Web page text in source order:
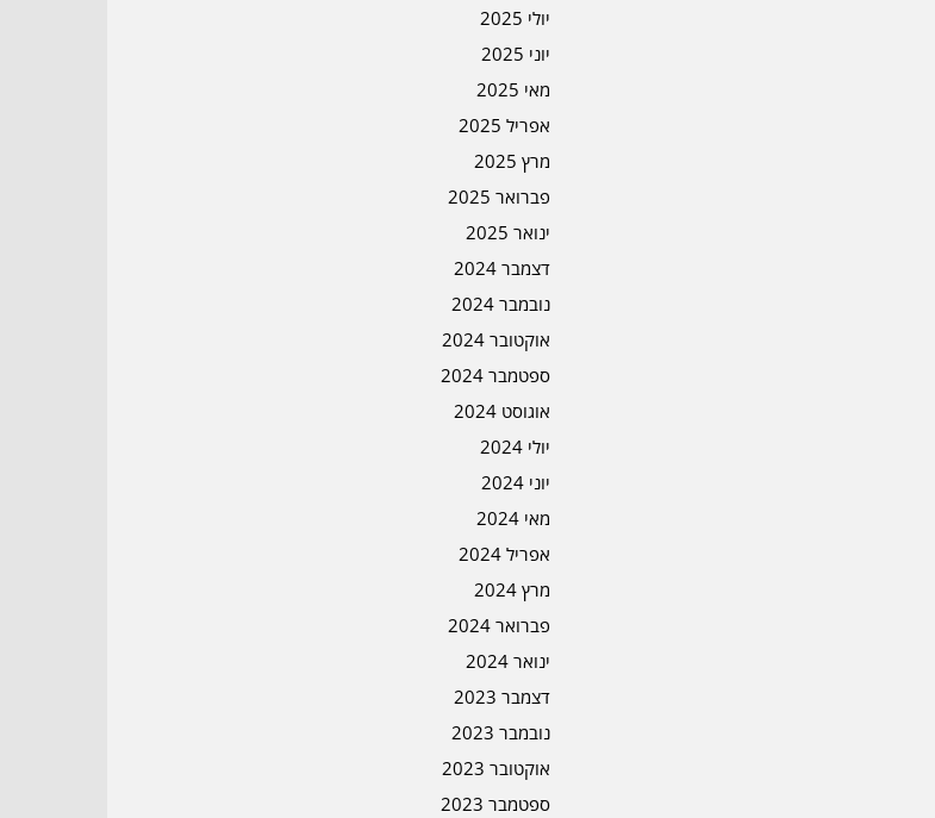
יולי 2025
יוני 2025
מאי 2025
אפריל 2025
מרץ 2025
פברואר 2025
ינואר 2025
דצמבר 2024
נובמבר 2024
אוקטובר 2024
ספטמבר 2024
אוגוסט 2024
יולי 2024
יוני 2024
מאי 2024
אפריל 2024
מרץ 2024
פברואר 2024
ינואר 2024
דצמבר 2023
נובמבר 2023
אוקטובר 2023
ספטמבר 2023